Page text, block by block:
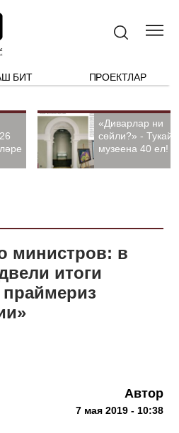
БИТ ПРОЕКТЛАР
«Диварлар ни
сөйли?» - Тукай
музеена 40 ел!
министров: в
итоги
праймериз
Автор
7 мая 2019 - 10:38